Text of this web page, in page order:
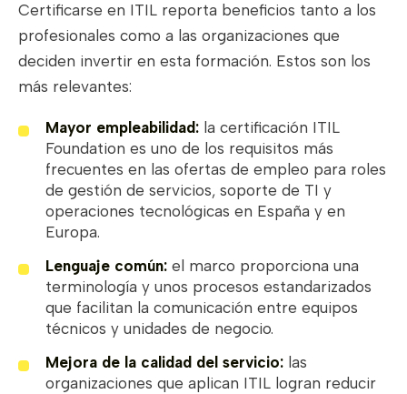
Certificarse en ITIL reporta beneficios tanto a los
profesionales como a las organizaciones que
deciden invertir en esta formación. Estos son los
más relevantes:
Mayor empleabilidad: la certificación ITIL
Foundation es uno de los requisitos más
frecuentes en las ofertas de empleo para roles
de gestión de servicios, soporte de TI y
operaciones tecnológicas en España y en
Europa.
Lenguaje común: el marco proporciona una
terminología y unos procesos estandarizados
que facilitan la comunicación entre equipos
técnicos y unidades de negocio.
Mejora de la calidad del servicio: las
organizaciones que aplican ITIL logran reducir